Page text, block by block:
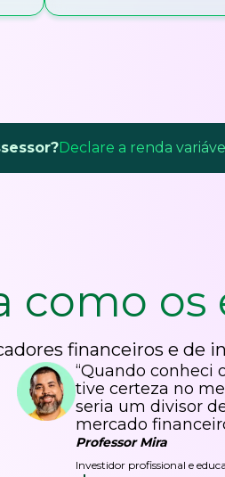
Declare a renda
como os
financeiros e de
“Quando conheci
tive certeza no
seria um divisor
mercado
Professor Mira
Investidor profissional e